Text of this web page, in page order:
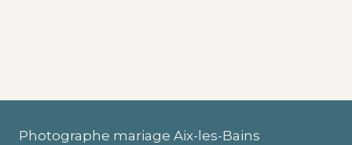
Photographe mariage Aix-les-Bains